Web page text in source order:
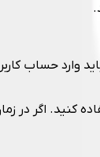
وارد حساب
اگر در